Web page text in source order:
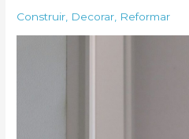
Construir Decorar Reformar